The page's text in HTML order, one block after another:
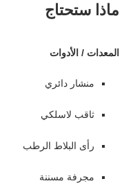
ماذا ستحتاج
المعدات / الأدوات
منشار دائري
ثاقب لاسلكي
رأى البلاط الرطب
مجرفة مسننة